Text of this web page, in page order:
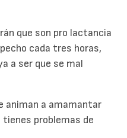
que son pro lactancia
cada tres horas,
a ser que se mal
animan a amamantar
problemas de